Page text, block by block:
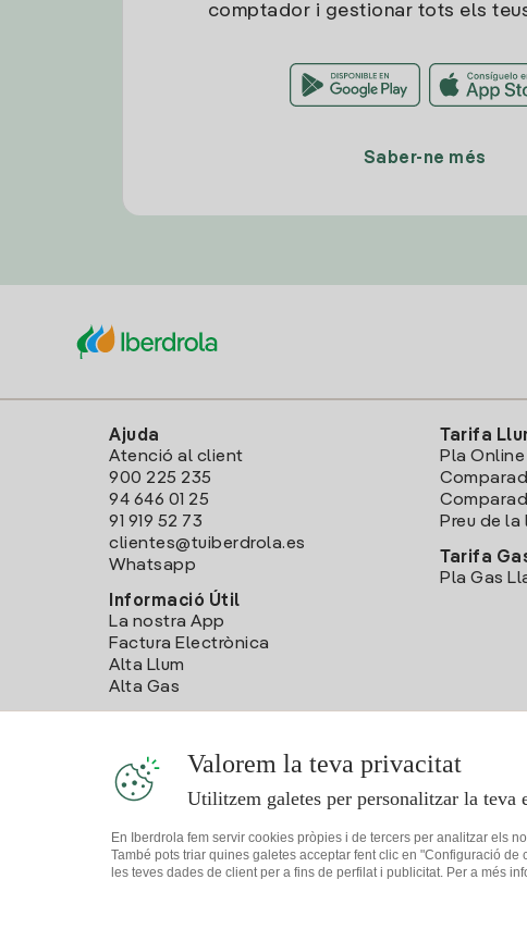
comptador i gestionar tots els
Saber-ne més
Ajuda
Atenció al client
900 225 235
94 646 01 25
91 919 52 73
clientes@tuiberdrola.es
Whatsapp
Informació Útil
La nostra App
Factura Electrònica
Alta Llum
Alta Gas
Tarifa
Pla Online
Preu de la
Tarifa
Pla Gas
Valorem la teva privacitat
Utilitzem galetes per personalitzar la teva
En Iberdrola fem servir cookies pròpies i de tercers per analitzar els
També pots triar quines galetes acceptar fent clic en "Configuració
les teves dades de client per a fins de perfilat i publicitat. Per a més